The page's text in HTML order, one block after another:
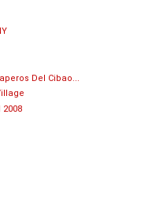
Del Cibao...